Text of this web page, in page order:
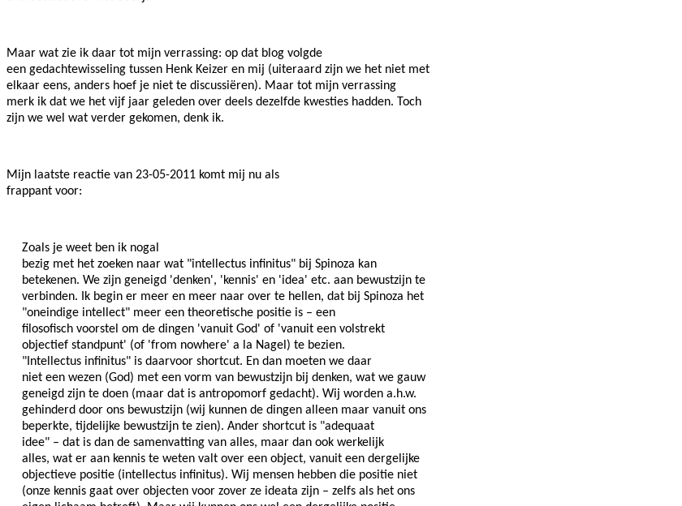
Maar wat zie ik daar tot mijn verrassing: op dat blog volgde
een gedachtewisseling tussen Henk Keizer en mij (uiteraard zijn we het niet met
elkaar eens, anders hoef je niet te discussiëren). Maar tot mijn verrassing
merk ik dat we het vijf jaar geleden over deels dezelfde kwesties hadden. Toch
zijn we wel wat verder gekomen, denk ik.
Mijn laatste reactie van 23-05-2011 komt mij nu als
frappant voor:
Zoals je weet ben ik nogal
bezig met het zoeken naar wat "intellectus infinitus" bij Spinoza kan
betekenen. We zijn geneigd 'denken', 'kennis' en 'idea' etc. aan bewustzijn te
verbinden. Ik begin er meer en meer naar over te hellen, dat bij Spinoza het
"oneindige intellect" meer een theoretische positie is – een
filosofisch voorstel om de dingen 'vanuit God' of 'vanuit een volstrekt
objectief standpunt' (of 'from nowhere' a la Nagel) te bezien.
"Intellectus infinitus" is daarvoor shortcut. En dan moeten we daar
niet een wezen (God) met een vorm van bewustzijn bij denken, wat we gauw
geneigd zijn te doen (maar dat is antropomorf gedacht). Wij worden a.h.w.
gehinderd door ons bewustzijn (wij kunnen de dingen alleen maar vanuit ons
beperkte, tijdelijke bewustzijn te zien). Ander shortcut is "adequaat
idee" – dat is dan de samenvatting van alles, maar dan ook werkelijk
alles, wat er aan kennis te weten valt over een object, vanuit een dergelijke
objectieve positie (intellectus infinitus). Wij mensen hebben die positie niet
(onze kennis gaat over objecten voor zover ze ideata zijn – zelfs als het ons